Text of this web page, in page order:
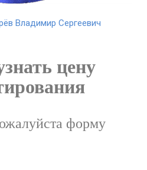
Владимир Сергеевич
цену
форму